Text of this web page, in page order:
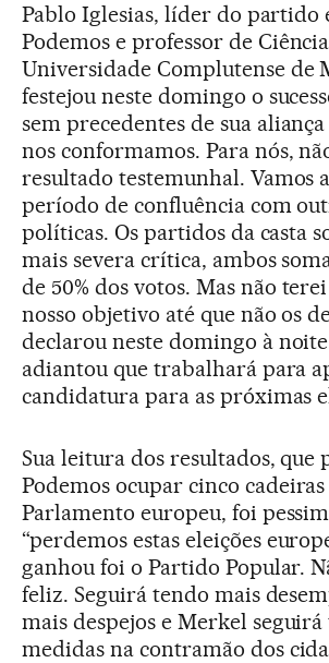
Pablo Iglesias, líder do partido
Podemos e professor de
Universidade Complutense de
festejou neste domingo o
sem precedentes de sua
nos conformamos. Para nós,
resultado testemunhal. Vamos
período de confluência com
políticas. Os partidos da casta
mais severa crítica, ambos
de 50% dos votos. Mas não
nosso objetivo até que não os
declarou neste domingo à noite
adiantou que trabalhará para
candidatura para as próximas
Sua leitura dos resultados, que
Podemos ocupar cinco
Parlamento europeu, foi
“perdemos estas eleições
ganhou foi o Partido Popular.
feliz. Seguirá tendo mais
mais despejos e Merkel
medidas na contramão dos